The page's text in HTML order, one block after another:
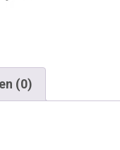
(0)